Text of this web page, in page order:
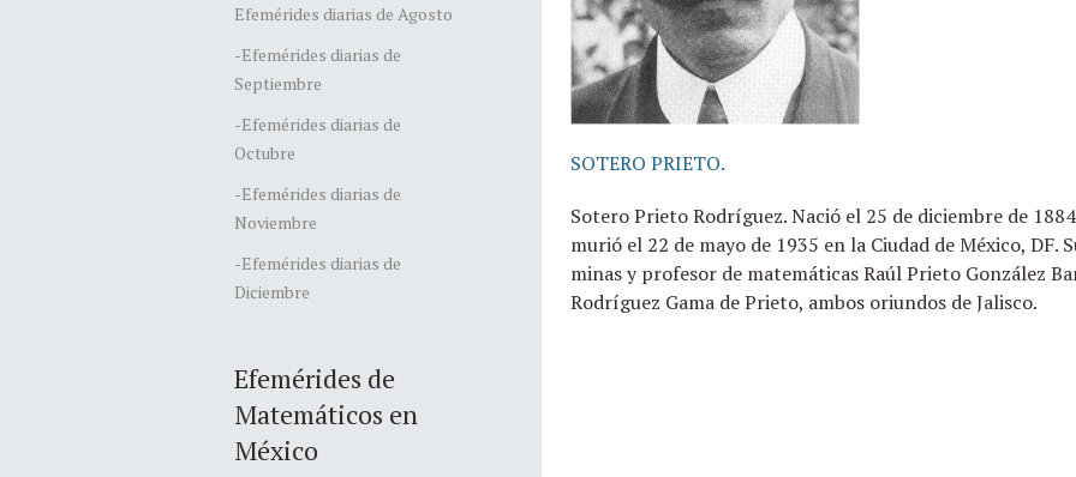
Efemérides diarias de Agosto
-Efemérides diarias de
Septiembre
-Efemérides diarias de
Octubre
-Efemérides diarias de
Noviembre
-Efemérides diarias de
Diciembre
Efemérides de
Matemáticos en
México
SOTERO PRIETO.
Sotero Prieto Rodríguez. Nació el 25 de diciembre de
murió el 22 de mayo de 1935 en la Ciudad de México, DF.
minas y profesor de matemáticas Raúl Prieto González
Rodríguez Gama de Prieto, ambos oriundos de Jalisco.